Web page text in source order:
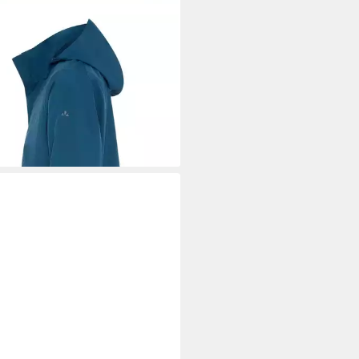
Regenjacke für Outdoor-
Sportaktivitäten, sportlicher Stil
€
UVP 160,00 €